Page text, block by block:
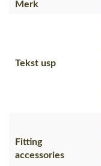
Merk
Tekst usp
Fitting
accessories